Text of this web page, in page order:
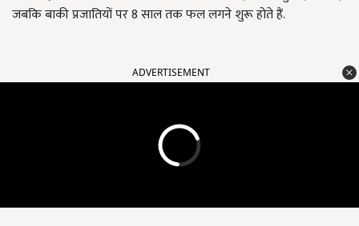
जबकि बाकी प्रजातियों पर 8 साल तक फल लगने शुरू होते हैं.
ADVERTISEMENT